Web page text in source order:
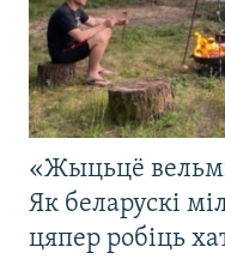
«Жыцьцё
Як беларускі
цяпер робіць